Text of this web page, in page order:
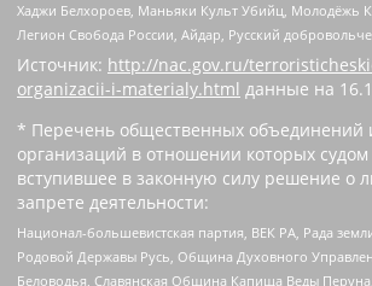
Хаджи Белхороев, Маньяки Культ Убийц, Молодёжь
Легион Свобода России, Айдар, Русский
Источник: http://nac.gov.ru/
organizacii-i-materialy.html данные на
* Перечень общественных объединений
организаций в отношении которых
вступившее в законную силу решение о
запрете деятельности:
Национал-большевистская партия, ВЕК РА, Рада
Родовой Державы Русь, Община Духовного
Беловодья, Славянская Община Капища Веды